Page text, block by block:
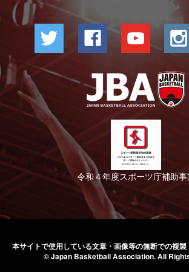
令和４年度スポーツ庁補助事
本サイトで使用している文章・画像等の無断での複製
© Japan Basketball Association.All